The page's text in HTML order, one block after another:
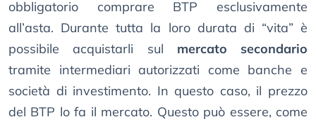
obbligatorio comprare BTP esclusivamente
all’asta. Durante tutta la loro durata di “vita” è
possibile acquistarli sul mercato secondario
tramite intermediari autorizzati come banche e
società di investimento. In questo caso, il prezzo
del BTP lo fa il mercato. Questo può essere, come